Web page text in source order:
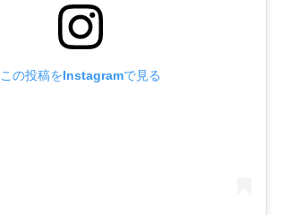
この投稿をInstagramで見る